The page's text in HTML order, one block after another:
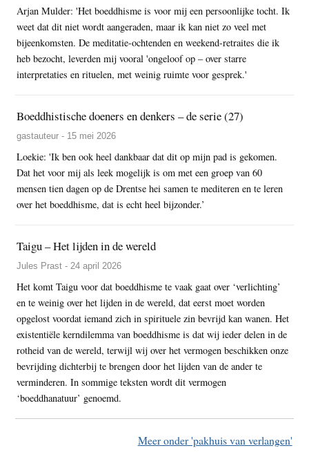
Arjan Mulder: 'Het boeddhisme is voor mij een persoonlijke tocht. Ik
weet dat dit niet wordt aangeraden, maar ik kan niet zo veel met
bijeenkomsten. De meditatie-ochtenden en weekend-retraites die ik
heb bezocht, leverden mij vooral 'ongeloof op – over starre
interpretaties en rituelen, met weinig ruimte voor gesprek.'
Boeddhistische doeners en denkers – de serie (27)
gastauteur - 15 mei 2026
Loekie: 'Ik ben ook heel dankbaar dat dit op mijn pad is gekomen.
Dat het voor mij als leek mogelijk is om met een groep van 60
mensen tien dagen op de Drentse hei samen te mediteren en te leren
over het boeddhisme, dat is echt heel bijzonder.’
Taigu – Het lijden in de wereld
Jules Prast - 24 april 2026
Het komt Taigu voor dat boeddhisme te vaak gaat over ‘verlichting’
en te weinig over het lijden in de wereld, dat eerst moet worden
opgelost voordat iemand zich in spirituele zin bevrijd kan wanen. Het
existentiële kerndilemma van boeddhisme is dat wij ieder delen in de
rotheid van de wereld, terwijl wij over het vermogen beschikken onze
bevrijding dichterbij te brengen door het lijden van de ander te
verminderen. In sommige teksten wordt dit vermogen
‘boeddhanatuur’ genoemd.
Meer onder 'pakhuis van verlangen'